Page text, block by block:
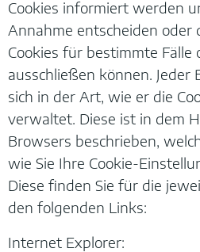
Cookies informiert werden
Annahme entscheiden oder
Cookies für bestimmte Fälle
ausschließen können.
sich in der Art, wie er die
verwaltet. Diese ist in dem
Browsers beschrieben,
wie Sie Ihre Cookie-
Diese finden Sie für die
den folgenden Links:
Internet Explorer: